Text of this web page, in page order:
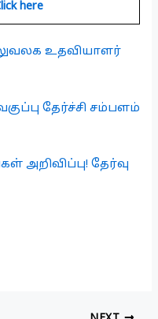
here
உதவியாளர்
தேர்ச்சி சம்பளம்
அறிவிப்பு! தேர்வு